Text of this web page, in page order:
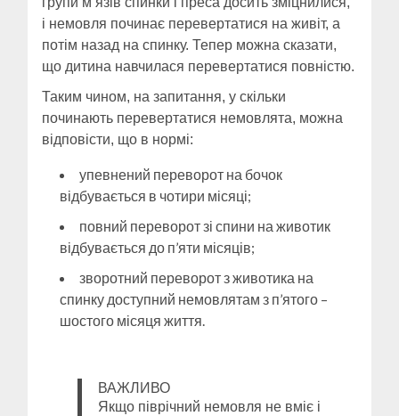
і немовля починає перевертатися на живіт, а
потім назад на спинку. Тепер можна сказати,
що дитина навчилася перевертатися повністю.
Таким чином, на запитання, у скільки
починають перевертатися немовлята, можна
відповісти, що в нормі:
упевнений переворот на бочок
відбувається в чотири місяці;
повний переворот зі спини на животик
відбувається до п’яти місяців;
зворотний переворот з животика на
спинку доступний немовлятам з п’ятого –
шостого місяця життя.
ВАЖЛИВО
Якщо піврічний немовля не вміє і